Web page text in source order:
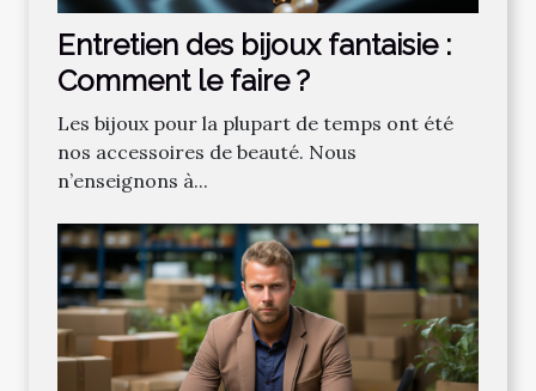
Entretien des bijoux fantaisie :
Comment le faire ?
Les bijoux pour la plupart de temps ont été
nos accessoires de beauté. Nous
n’enseignons à...